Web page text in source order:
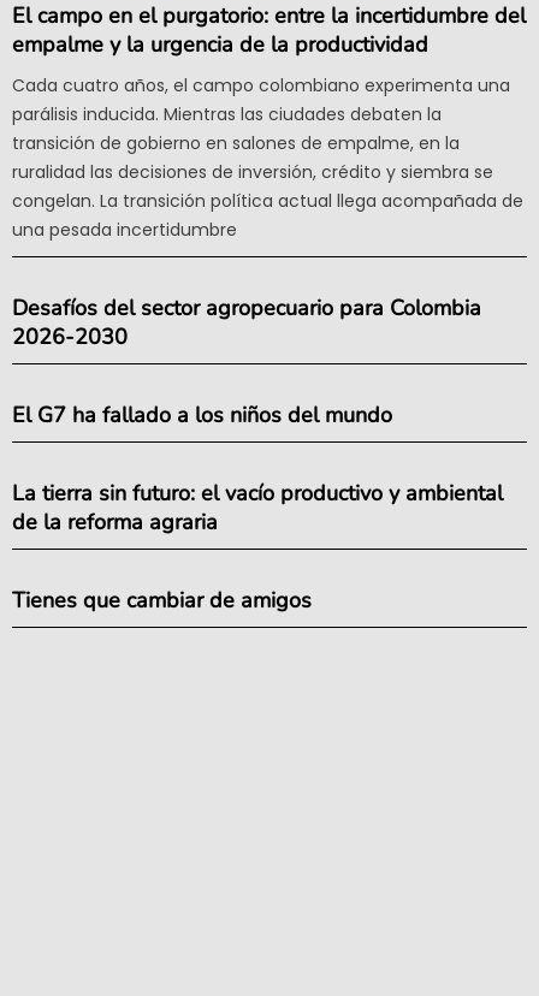
El campo en el purgatorio: entre la incertidumbre del
empalme y la urgencia de la productividad
Cada cuatro años, el campo colombiano experimenta una
parálisis inducida. Mientras las ciudades debaten la
transición de gobierno en salones de empalme, en la
ruralidad las decisiones de inversión, crédito y siembra se
congelan. La transición política actual llega acompañada de
una pesada incertidumbre
Desafíos del sector agropecuario para Colombia
2026-2030
El G7 ha fallado a los niños del mundo
La tierra sin futuro: el vacío productivo y ambiental
de la reforma agraria
Tienes que cambiar de amigos